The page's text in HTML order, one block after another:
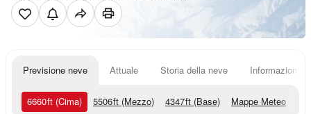
Previsione neve Attuale Storia della neve Informazioni
6660ft (Cima) 5506ft (Mezzo) 4347ft (Base) Mappe Meteo